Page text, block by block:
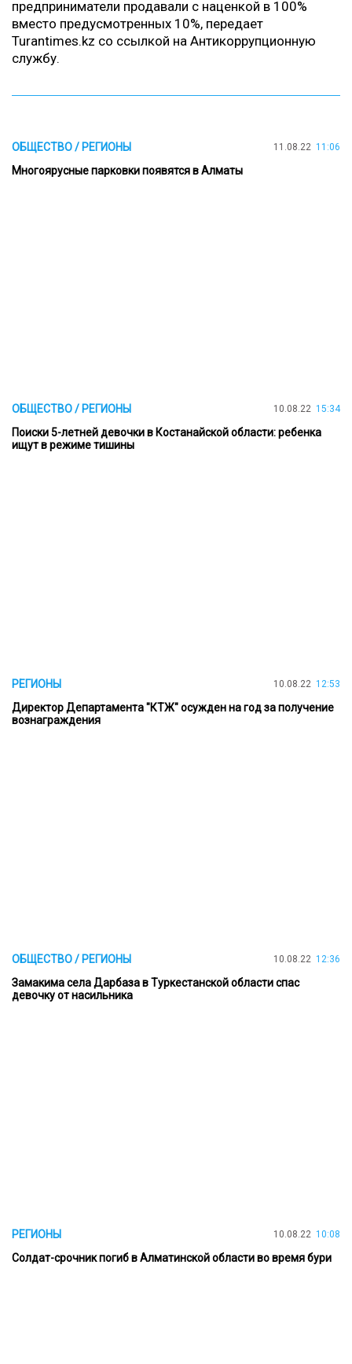
предприниматели продавали с наценкой в 100%
вместо предусмотренных 10%, передает
Turantimes.kz со ссылкой на Антикоррупционную
службу.
ОБЩЕСТВО / РЕГИОНЫ 11.08.22 11:06
Многоярусные парковки появятся в Алматы
ОБЩЕСТВО / РЕГИОНЫ 10.08.22 15:34
Поиски 5-летней девочки в Костанайской области: ребенка
ищут в режиме тишины
РЕГИОНЫ 10.08.22 12:53
Директор Департамента "КТЖ" осужден на год за получение
вознаграждения
ОБЩЕСТВО / РЕГИОНЫ 10.08.22 12:36
Замакима села Дарбаза в Туркестанской области спас
девочку от насильника
РЕГИОНЫ 10.08.22 10:08
Солдат-срочник погиб в Алматинской области во время бури